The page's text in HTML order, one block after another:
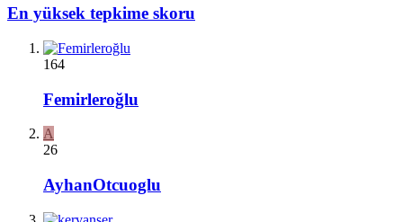
En yüksek tepkime skoru
164
Femirleroğlu
A
26
AyhanOtcuoglu